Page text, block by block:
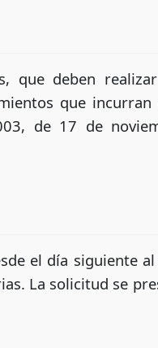
que deben
que
de 17 de
el día siguiente
La solicitud se